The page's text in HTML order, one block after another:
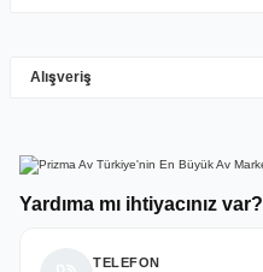
Deneyimini Paylaş
Yardıma mı ihtiyacınız var?
TELEFON
Alışveriş